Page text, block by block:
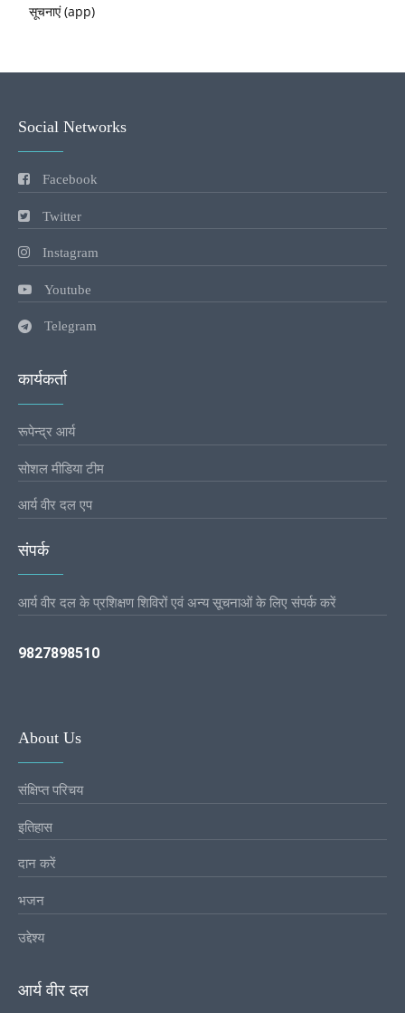
सूचनाएं (app)
Social Networks
Facebook
Twitter
Instagram
Youtube
Telegram
कार्यकर्ता
रूपेन्द्र आर्य
सोशल मीडिया टीम
आर्य वीर दल एप
संपर्क
आर्य वीर दल के प्रशिक्षण शिविरों एवं अन्य सूचनाओं के लिए संपर्क करें
9827898510
About Us
संक्षिप्त परिचय
इतिहास
दान करें
भजन
उद्देश्य
आर्य वीर दल